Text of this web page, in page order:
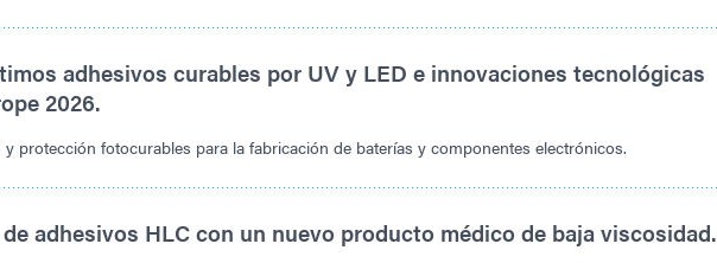
adhesivos curables por UV y LED e innovaciones tecnológicas
2026.
protección fotocurables para la fabricación de baterías y componentes electrónicos.
adhesivos HLC con un nuevo producto médico de baja viscosidad.